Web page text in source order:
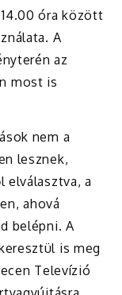
óra között
A
az
most is
nem a
lesznek,
elválasztva, a
ahová
belépni. A
is meg
Televízió